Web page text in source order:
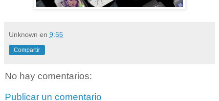
Unknown en 9:55
Compartir
No hay comentarios:
Publicar un comentario